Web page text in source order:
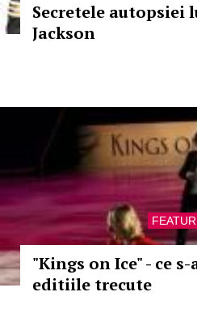
Secretele autopsiei
Jackson
"Kings on Ice" - ce
editiile trecute